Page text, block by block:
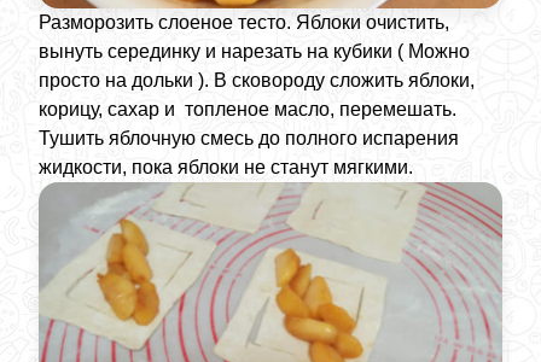
Разморозить слоеное тесто. Яблоки очистить,
вынуть серединку и нарезать на кубики ( Можно
просто на дольки ). В сковороду сложить яблоки,
корицу, сахар и топленое масло, перемешать.
Тушить яблочную смесь до полного испарения
жидкости, пока яблоки не станут мягкими.